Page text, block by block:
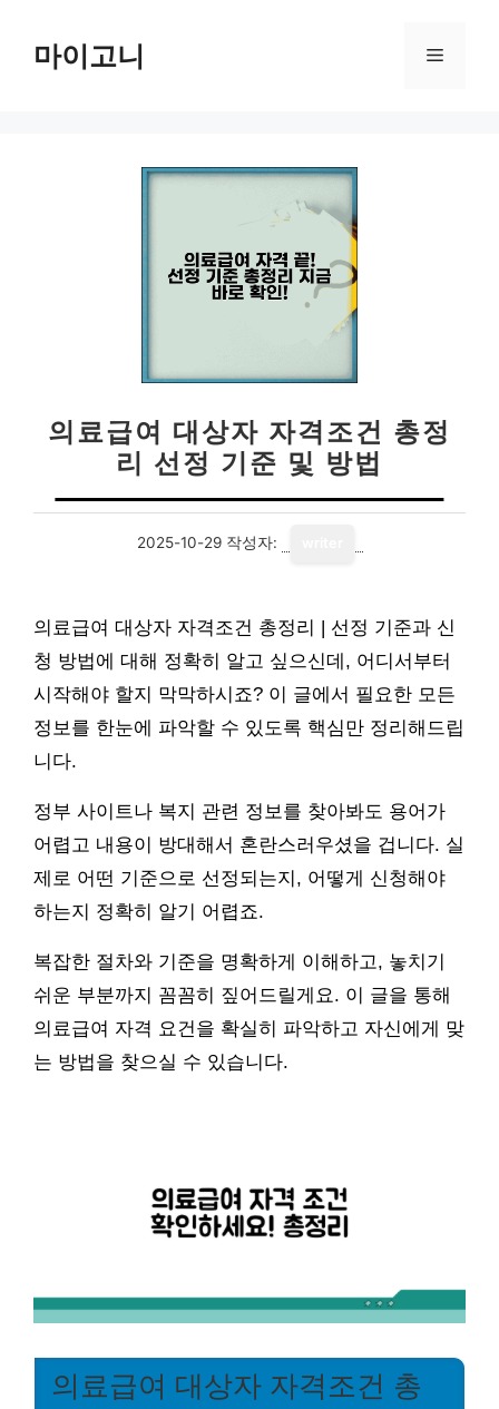
마이고니 메
의료급여 대상자 자격조건 총정
리 선정 기준 및 방법
2025-10-29 작성자:
의료급여 대상자 자격조건 총정리 | 선정 기준과 신
청 방법에 대해 정확히 알고 싶으신데, 어디서부터
시작해야 할지 막막하시죠? 이 글에서 필요한 모든
정보를 한눈에 파악할 수 있도록 핵심만 정리해드립
니다.
정부 사이트나 복지 관련 정보를 찾아봐도 용어가
어렵고 내용이 방대해서 혼란스러우셨을 겁니다. 실
제로 어떤 기준으로 선정되는지, 어떻게 신청해야
하는지 정확히 알기 어렵죠.
복잡한 절차와 기준을 명확하게 이해하고, 놓치기
쉬운 부분까지 꼼꼼히 짚어드릴게요. 이 글을 통해
의료급여 자격 요건을 확실히 파악하고 자신에게 맞
는 방법을 찾으실 수 있습니다.
의료급여 대상자 자격조건 총